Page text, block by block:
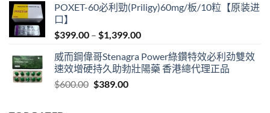
was:
is:
POXET-60必利勁(Priligy)60mg/板/10粒【原装进
口】
$399.00 – $1,399.00Price
$399.00
through
威而鋼偉哥Stenagra Power綠鑽特效必利劲雙效
速效增硬持久助勃壯陽藥 香港總代理正品
$600.00 Original
$389.00Current